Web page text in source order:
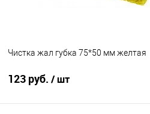
Чистка жал губка 75*50 мм желтая
123 руб. / шт